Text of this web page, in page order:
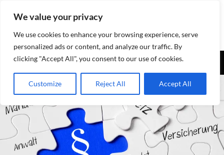
We value your privacy
We use cookies to enhance your browsing experience, serve
personalized ads or content, and analyze our traffic. By
clicking "Accept All", you consent to our use of cookies.
Customize Reject All Accept All
Assurances-sociales.info
Recherche